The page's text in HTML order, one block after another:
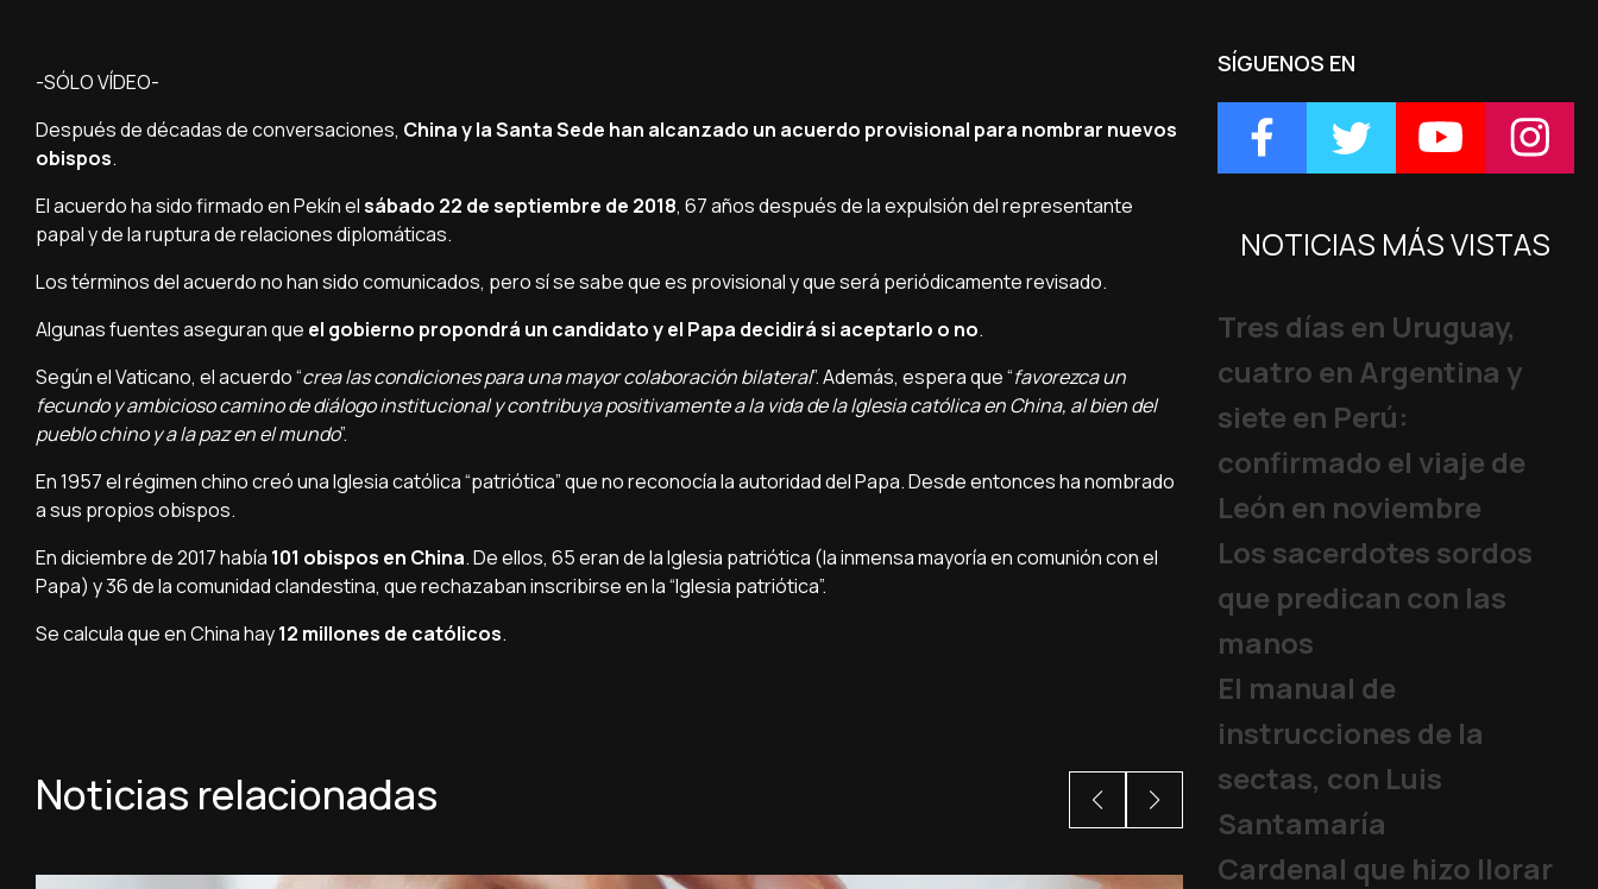
-SÓLO VÍDEO-
Después de décadas de conversaciones, China y la Santa Sede han alcanzado un acuerdo provisional para nombrar nuevos
obispos.
El acuerdo ha sido firmado en Pekín elsábado 22 de septiembre de 2018, 67 años después de la expulsión del representante
papal y de la ruptura de relaciones diplomáticas.
Los términos del acuerdo no han sido comunicados, pero sí se sabe que es provisional y que será periódicamente revisado.
Algunas fuentes aseguran que el gobierno propondrá un candidato y el Papa decidirá si aceptarlo o no.
Según el Vaticano, el acuerdo “crea las condiciones para una mayor colaboración bilateral”. Además, espera que “favorezca un
fecundo y ambicioso camino de diálogo institucional y contribuya positivamente a la vida de la Iglesia católica en China, al bien del
pueblo chino y a la paz en el mundo”.
En 1957 el régimen chino creó una Iglesia católica “patriótica” que no reconocía la autoridad del Papa. Desde entonces ha nombrado
a sus propios obispos.
En diciembre de 2017 había 101 obispos en China. De ellos, 65 eran de la Iglesia patriótica (la inmensa mayoría en comunión con el
Papa) y 36 de la comunidad clandestina, que rechazaban inscribirse en la “Iglesia patriótica”.
Se calcula que en China hay12 millones de católicos.
Noticias relacionadas
SÍGUENOS EN
NOTICIAS MÁS VISTAS
Tres días en Uruguay,
cuatro en Argentina y
siete en Perú:
confirmado el viaje de
León en noviembre
Los sacerdotes sordos
que predican con las
manos
El manual de
instrucciones de la
sectas, con Luis
Santamaría
Cardenal que hizo llorar